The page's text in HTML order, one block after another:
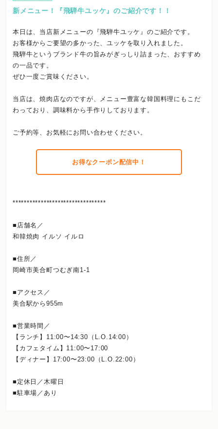
新メニュー！『飛騨牛ユッケ』のご紹介です！！
本日は、当店新メニューの『飛騨牛ユッケ』のご紹介です。
お客様からご要望の多かった、ユッケを取り入れました。
飛騨牛というブランド牛の旨みがぎっしり詰まった、おすすめ
の一品です。
ぜひ一度ご賞味ください。
当店は、焼肉店なのですが、メニュー豊富な韓国料理にもこだ
わっており、調味料から手作りしております。
ご予約等、お気軽にお問い合わせください。
お得なクーポン配信中！
*********************************
■店舗名／
和韓焼肉 イルソ イルロ
■住所／
岡崎市美合町つむぎ南1-1
■アクセス／
美合駅から955m
■営業時間／
【ランチ】11:00〜14:30（L.O.14:00）
【カフェタイム】11:00〜17:00
【ディナー】17:00〜23:00（L.O.22:00）
■定休日／木曜日
■駐車場／あり